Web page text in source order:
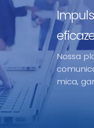
Nossa
mica,